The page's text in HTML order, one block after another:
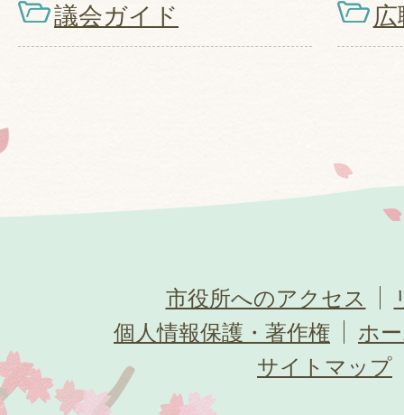
議会ガイド
市役所へのアクセス
個人情報保護・著作権
ホ
サイトマップ